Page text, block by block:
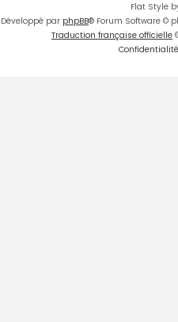
Flat Style
Développé par phpBB® Forum Software ©
Traduction française officielle
Confidentialité